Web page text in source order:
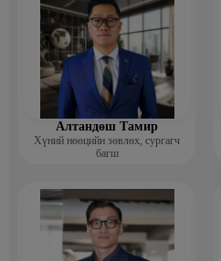
Алтандөш Тамир
Хүний нөөцийн зөвлөх, сургагч
багш